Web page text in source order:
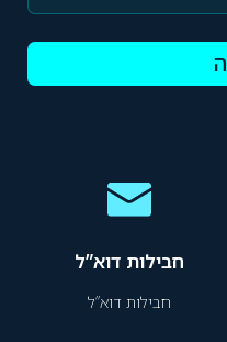
חבילות דוא”ל
חבילות דוא”ל